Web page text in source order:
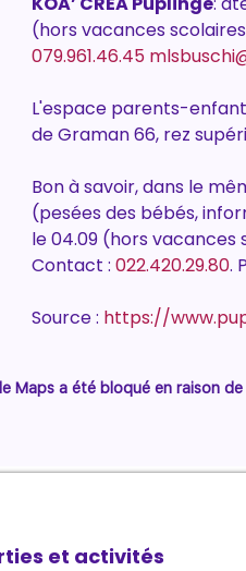
(hors vacances
079.961.46.45
L'espace parents-
de Graman 66, rez
Bon à savoir, dans le
(pesées des bébés,
le 04.09 (hors vacances
Contact : 022.420.29.80.
Source : https://
Maps a été bloqué en raison
et activités